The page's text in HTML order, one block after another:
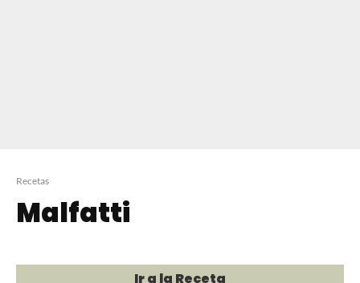
Recetas
Malfatti
Ir a la Receta